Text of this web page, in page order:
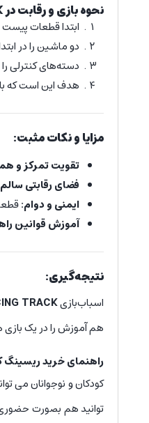
نحوه بازی و رقابت در RACING TRACK:
ابتدا قطعات
دو ماشین را در
دسته‌های کنترلی
هدف این است که
مزایا و نکات مثبت:
تقویت تمرکز و
فضای رقابتی
ایمنی و دوام:
آموزش قوانین
نتیجه‌گیری:
اسباب‌بازیTRACK
هم آموزش را در یک بازی
راهنمای خرید ریسینگ
کودکان و نوجوانان می
توانید هم بصورت